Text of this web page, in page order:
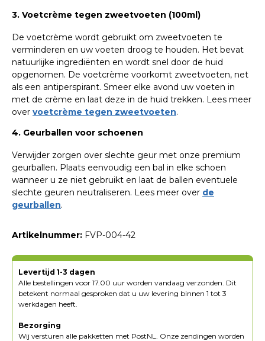
3. Voetcrème tegen zweetvoeten (100ml)
De voetcrème wordt gebruikt om zweetvoeten te
verminderen en uw voeten droog te houden. Het bevat
natuurlijke ingrediënten en wordt snel door de huid
opgenomen. De voetcrème voorkomt zweetvoeten, net
als een antiperspirant. Smeer elke avond uw voeten in
met de crème en laat deze in de huid trekken. Lees meer
over voetcrème tegen zweetvoeten.
4. Geurballen voor schoenen
Verwijder zorgen over slechte geur met onze premium
geurballen. Plaats eenvoudig een bal in elke schoen
wanneer u ze niet gebruikt en laat de ballen eventuele
slechte geuren neutraliseren. Lees meer over de
geurballen.
Artikelnummer: FVP-004-42
Levertijd 1-3 dagen
Alle bestellingen voor 17.00 uur worden vandaag verzonden. Dit
betekent normaal gesproken dat u uw levering binnen 1 tot 3
werkdagen heeft.
Bezorging
Wij versturen alle pakketten met PostNL. Onze zendingen worden